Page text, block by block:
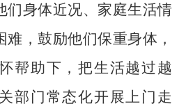
们身体近况、家庭生活情
，鼓励他们保重身体，
帮助下，把生活越过越
部门常态化开展上门走